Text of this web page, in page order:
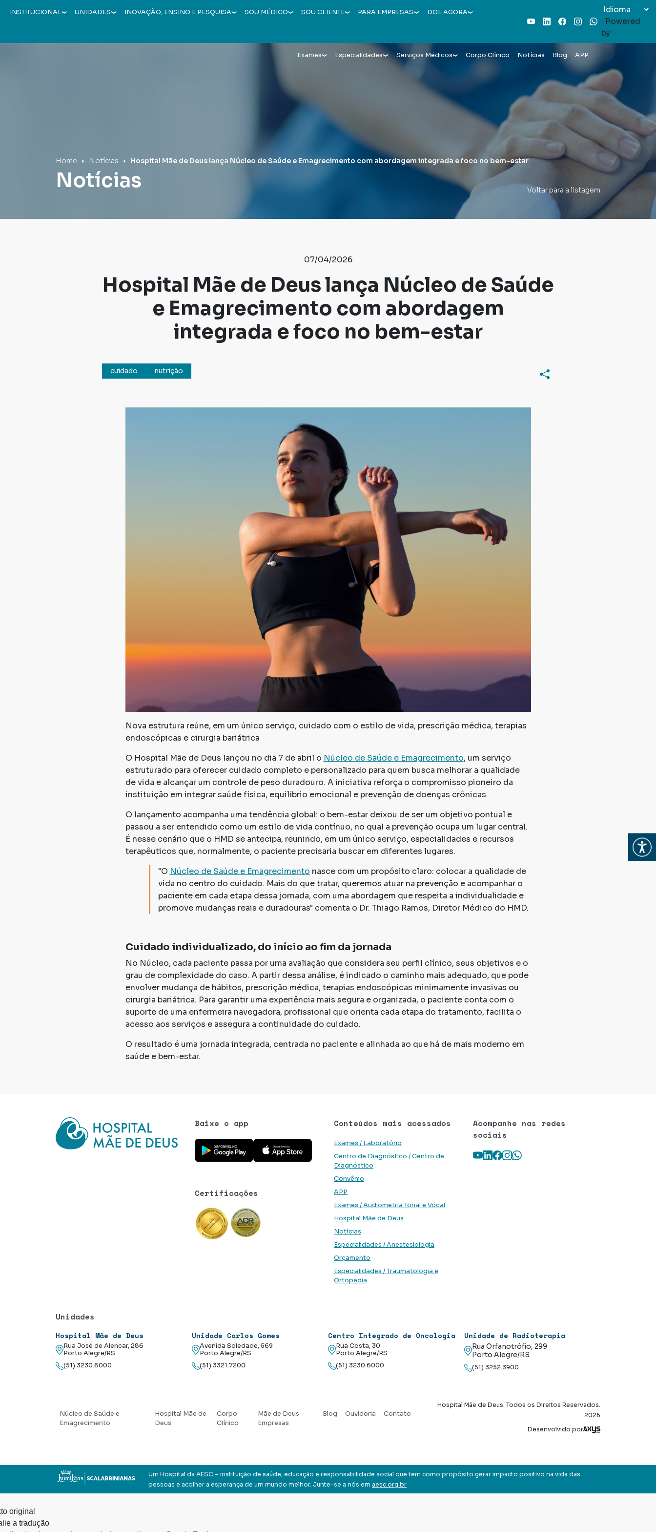
Abrir
INSTITUCIONAL UNIDADES INOVAÇÃO, ENSINO E PESQUISA SOU MÉDICO SOU CLIENTE PARA EMPRESAS
DOE AGORA
YoutubeLinkedInFacebook
InstagramWhatsAppPowered
by
Exames Especialidades Serviços Médicos Corpo Clínico Notícias Blog APP
Home Notícias Hospital Mãe de Deus lança Núcleo de Saúde e Emagrecimento com abordagem integrada e foco no bem-estar
Notícias Voltar para a listagem
07/04/2026
Hospital Mãe de Deus lança Núcleo de Saúde
e Emagrecimento com abordagem
integrada e foco no bem-estar
cuidado nutrição
Nova estrutura reúne, em um único serviço, cuidado com o estilo de vida, prescrição médica, terapias
endoscópicas e cirurgia bariátrica
O Hospital Mãe de Deus lançou no dia 7 de abril o Núcleo de Saúde e Emagrecimento, um serviço
estruturado para oferecer cuidado completo e personalizado para quem busca melhorar a qualidade
de vida e alcançar um controle de peso duradouro. A iniciativa reforça o compromisso pioneiro da
instituição em integrar saúde física, equilíbrio emocional e prevenção de doenças crônicas.
O lançamento acompanha uma tendência global: o bem-estar deixou de ser um objetivo pontual e
passou a ser entendido como um estilo de vida contínuo, no qual a prevenção ocupa um lugar central.
É nesse cenário que o HMD se antecipa, reunindo, em um único serviço, especialidades e recursos
terapêuticos que, normalmente, o paciente precisaria buscar em diferentes lugares.
"O Núcleo de Saúde e Emagrecimento nasce com um propósito claro: colocar a qualidade de
vida no centro do cuidado. Mais do que tratar, queremos atuar na prevenção e acompanhar o
paciente em cada etapa dessa jornada, com uma abordagem que respeita a individualidade e
promove mudanças reais e duradouras" comenta o Dr. Thiago Ramos, Diretor Médico do HMD.
Cuidado individualizado, do início ao fim da jornada
No Núcleo, cada paciente passa por uma avaliação que considera seu perfil clínico, seus objetivos e o
grau de complexidade do caso. A partir dessa análise, é indicado o caminho mais adequado, que pode
envolver mudança de hábitos, prescrição médica, terapias endoscópicas minimamente invasivas ou
cirurgia bariátrica. Para garantir uma experiência mais segura e organizada, o paciente conta com o
suporte de uma enfermeira navegadora, profissional que orienta cada etapa do tratamento, facilita o
acesso aos serviços e assegura a continuidade do cuidado.
O resultado é uma jornada integrada, centrada no paciente e alinhada ao que há de mais moderno em
saúde e bem-estar.
Conteúdos mais acessados
Exames / Laboratório
Centro de Diagnóstico / Centro de
Diagnóstico
Convênio
APP
Exames / Audiometria Tonal e Vocal
Hospital Mãe de Deus
Notícias
Especialidades / Anestesiologia
Orçamento
Especialidades / Traumatologia e
Ortopedia
Baixe o app
Baixe o aplicativo na Google Play Store
Baixe o aplicativo na App Store
Certificações
Acompanhe nas redes
sociais
Youtube
LinkedIn
Facebook
Instagram
WhatsApp
Unidades
Hospital Mãe de Deus
Rua José de Alencar, 286
Porto Alegre/RS
(51) 3230.6000
Unidade Carlos Gomes
Avenida Soledade, 569
Porto Alegre/RS
(51) 3321.7200
Centro Integrado de Oncologia
Rua Costa, 30
Porto Alegre/RS
(51) 3230.6000
Unidade de Radioterapia
Rua Orfanotrófio, 299
Porto Alegre/RS
(51) 3252.3900
Núcleo de Saúde e
Emagrecimento
Hospital Mãe de
Deus
Corpo
Clínico
Mãe de Deus
Empresas
Blog Ouvidoria Contato
Hospital Mãe de Deus. Todos os Direitos Reservados.
2026
Desenvolvido por
Axysweb
Um Hospital da AESC – instituição de saúde, educação e responsabilidade social que tem como propósito gerar impacto positivo na vida das
pessoas e acolher a esperança de um mundo melhor. Junte-se a nós em aesc.org.br
original
a tradução